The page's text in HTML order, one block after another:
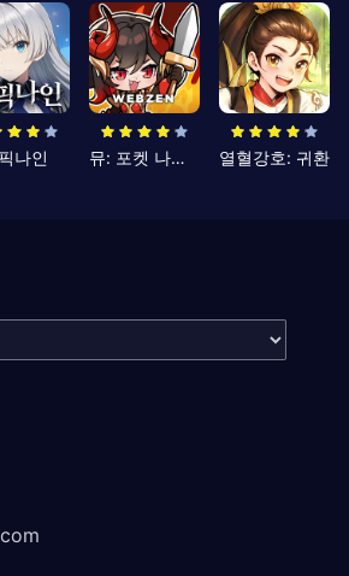
나인 뮤: 포켓 나이츠 열혈강호: 귀환